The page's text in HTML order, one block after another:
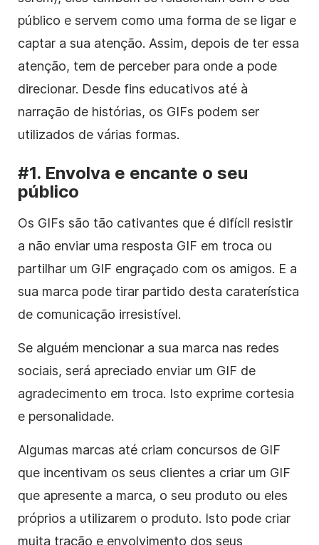
público e servem como uma forma de se ligar e
captar a sua atenção. Assim, depois de ter essa
atenção, tem de perceber para onde a pode
direcionar. Desde fins educativos até à
narração de histórias, os GIFs podem ser
utilizados de várias formas.
#1. Envolva e encante o seu
público
Os GIFs são tão cativantes que é difícil resistir
a não enviar uma resposta GIF em troca ou
partilhar um GIF engraçado com os amigos. E a
sua marca pode tirar partido desta caraterística
de comunicação irresistível.
Se alguém mencionar a sua marca nas redes
sociais, será apreciado enviar um GIF de
agradecimento em troca. Isto exprime cortesia
e personalidade.
Algumas marcas até criam concursos de GIF
que incentivam os seus clientes a criar um GIF
que apresente a marca, o seu produto ou eles
próprios a utilizarem o produto. Isto pode criar
muita tração e envolvimento dos seus